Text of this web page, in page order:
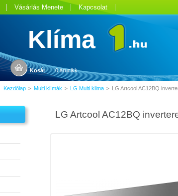
Vásárlás Menete Kapcsolat
Kosár 0 árucikk
Klíma
Kezdőlap > Multi klímák > LG Multi klima > LG Artcool AC12BQ
LG Artcool AC12BQ